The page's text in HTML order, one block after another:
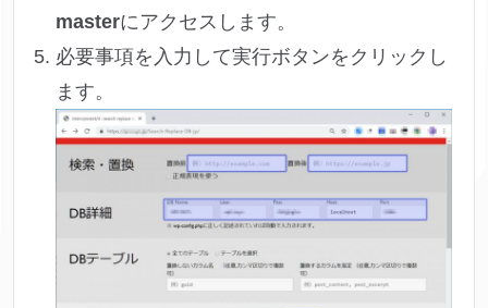
masterにアクセスします。
必要事項を入力して実行ボタンをクリックし
ます。